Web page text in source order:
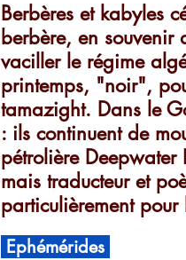
Berbères et kabyles
berbère, en
vaciller le régime
printemps, "noir",
tamazight. Dans le
: ils continuent de
pétrolière
mais traducteur et
particulièrement
Ephémérides